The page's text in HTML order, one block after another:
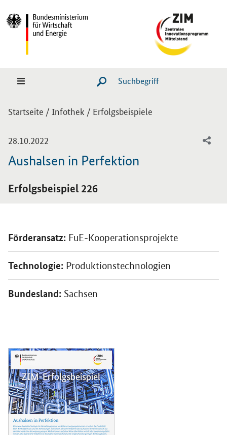
SUCHE STARTEN
Sie sind hier:
Startseite /Infothek / Erfolgsbeispiele
28.10.2022
Aushalsen in Perfektion
Erfolgsbeispiel 226
Förderansatz: FuE-Kooperationsprojekte
Technologie: Produktionstechnologien
Bundesland: Sachsen